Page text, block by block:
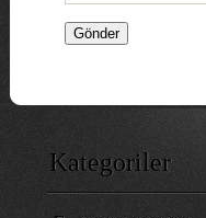
Kategoriler